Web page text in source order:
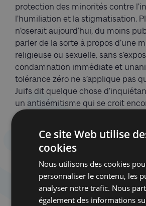
protection des minorités contre
l’humiliation et la stigmatisation.
n’oserait aujourd’hui, du moins
parler de la sorte à propos d’une
religieuse ou sexuelle, sans
condamnation immédiate et
tolérance zéro ne s’applique pas
Juifs dit quelque chose
un antisémitisme qui se croit
dissimulé derrière les oripeaux de
citoyen indigné par Gaza bénéficie
complaisance d’une partie des
défenseurs autoproclamés des
prompts à se lever contre toute
visant une minorité – sauf lorsqu’il
Ainsi, dans une opinion publiée
Ce site Web utilise
cookies
Nous utilisons des cookies
personnaliser le contenu, les
analyser notre trafic. Nous
également des informations